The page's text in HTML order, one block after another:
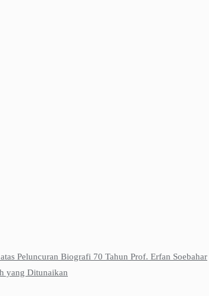
Peluncuran Biografi 70 Tahun Prof. Erfan Soebahar
yang Ditunaikan